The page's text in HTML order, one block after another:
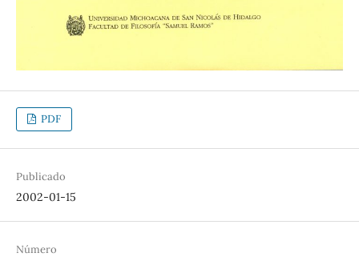
PDF
Publicado
2002-01-15
Número